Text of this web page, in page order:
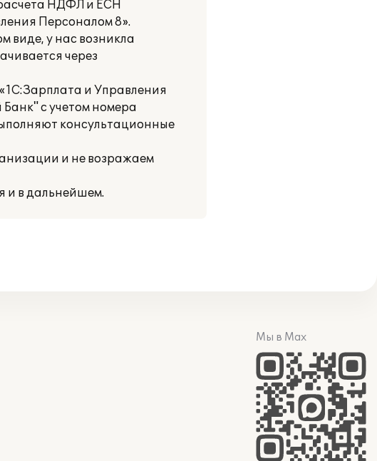
НДФЛ и ЕСН
Персоналом 8».
виде, у нас возникла
через
и Управления
с учетом номера
консультационные
и не возражаем
и в дальнейшем.
Мы в Max